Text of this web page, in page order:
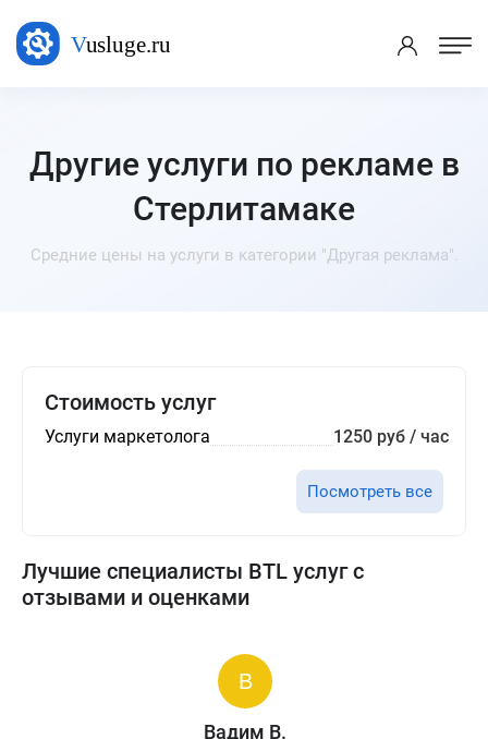
Другие услуги по рекламе в
Стерлитамаке
Средние цены на услуги в категории "Другая реклама".
Стоимость услуг
Услуги маркетолога 1250 руб / час
Посмотреть все
Лучшие специалисты BTL услуг с
отзывами и оценками
Вадим В.